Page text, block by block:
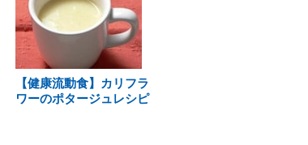
【健康流動食】カリフラ
ワーのポタージュレシピ